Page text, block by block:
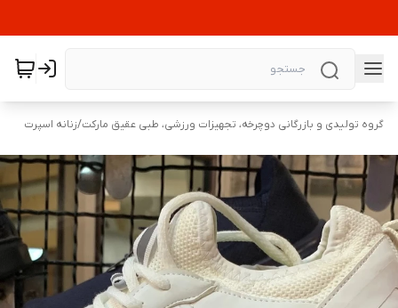
گروه تولیدی و بازرگانی دوچرخه، تجهیزات ورزشی، طبی عقیق مارکت/زنانه اسپرت